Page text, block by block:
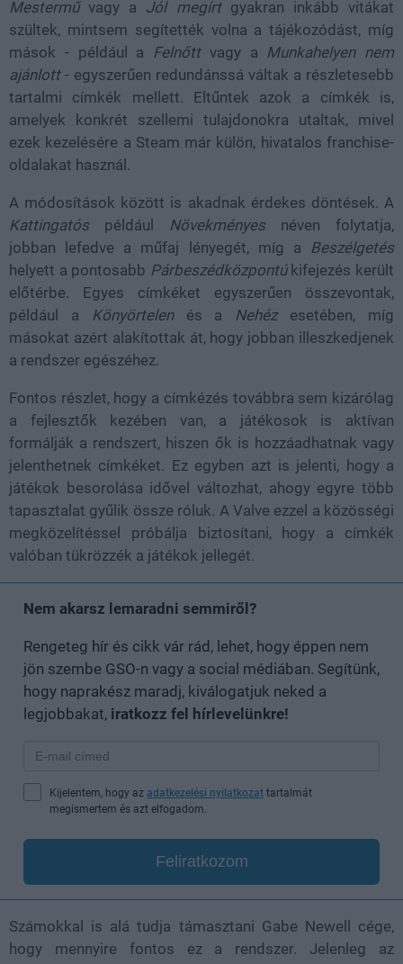
Mesterművagy a Jól megírtgyakran inkább vitákat
szültek, mintsem segítették volna a tájékozódást, míg
mások - például a Felnőttvagy a Munkahelyen nem
ajánlott- egyszerűen redundánssá váltak a részletesebb
tartalmi címkék mellett. Eltűntek azok a címkék is,
amelyek konkrét szellemi tulajdonokra utaltak, mivel
ezek kezelésére a Steam már külön, hivatalos franchise-
oldalakat használ.
A módosítások között is akadnak érdekes döntések. A
Kattingatós például Növekményes néven folytatja,
jobban lefedve a műfaj lényegét, míg a Beszélgetés
helyett a pontosabb Párbeszédközpontúkifejezés került
előtérbe. Egyes címkéket egyszerűen összevontak,
például a
Könyörtelenés a Nehézesetében, míg
másokat azért alakítottak át, hogy jobban illeszkedjenek
a rendszer egészéhez.
Fontos részlet, hogy a címkézés továbbra sem kizárólag
a fejlesztők kezében van, a játékosok is aktívan
formálják a rendszert, hiszen ők is hozzáadhatnak vagy
jelenthetnek címkéket. Ez egyben azt is jelenti, hogy a
játékok besorolása idővel változhat, ahogy egyre több
tapasztalat gyűlik össze róluk. A Valve ezzel a közösségi
megközelítéssel próbálja biztosítani, hogy a címkék
valóban tükrözzék a játékok jellegét.
Nem akarsz lemaradni semmiről?
Rengeteg hír és cikk vár rád, lehet, hogy éppen nem
jön szembe GSO-n vagy a social médiában. Segítünk,
hogy naprakész maradj, kiválogatjuk neked a
legjobbakat, iratkozz fel hírlevelünkre!
Kijelentem, hogy az adatkezelési nyilatkozat tartalmát
megismertem és azt elfogadom.
Feliratkozom
Számokkal is alá tudja támasztani Gabe Newell cége,
hogy mennyire fontos ez a rendszer. Jelenleg az